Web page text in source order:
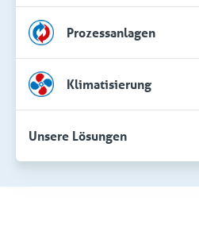
Prozessanlagen
Klimatisierung
Unsere Lösungen